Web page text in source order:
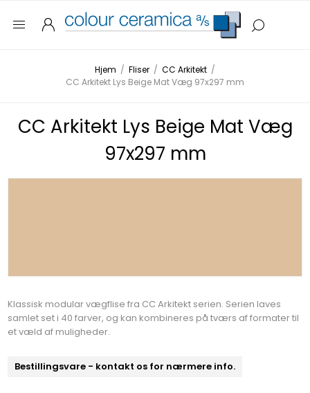
Hjem / Fliser / CC Arkitekt /
CC Arkitekt Lys Beige Mat Væg 97x297 mm
CC Arkitekt Lys Beige Mat Væg
97x297 mm
Klassisk modular vægflise fra CC Arkitekt serien. Serien laves
samlet set i 40 farver, og kan kombineres på tværs af formater til
et væld af muligheder.
Bestillingsvare - kontakt os for nærmere info.